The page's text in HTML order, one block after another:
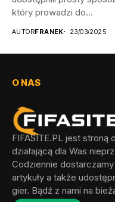
który prowadzi do
AUTORFRANEK 23/03/2025
O NAS
FIFASITE.PL jest stroną
działającą dla Was
Codziennie
artykuły a także
gier. Bądź z nami na